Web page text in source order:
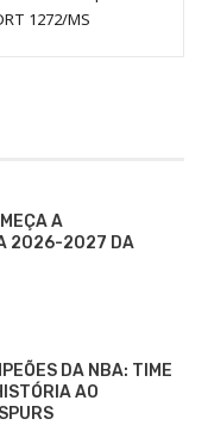
1272/MS
A
2026-2027 DA
DA NBA: TIME
AO